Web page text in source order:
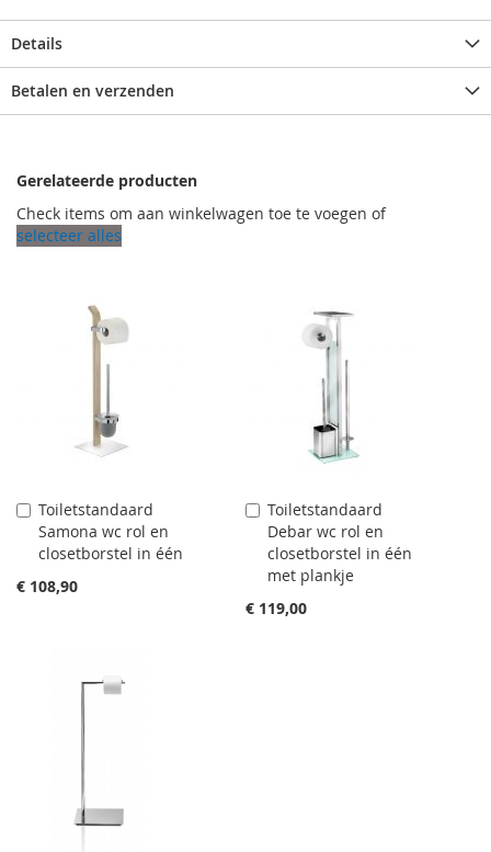
Details
Betalen en verzenden
Gerelateerde producten
Check items om aan winkelwagen toe te voegen of
selecteer alles
Toiletstandaard
Samona wc rol en
closetborstel in één
€ 108,90
Aan
winkelwagen
toevoegen
Toiletstandaard
Debar wc rol en
closetborstel in één
met plankje
€ 119,00
Aan
winkelwagen
toevoegen